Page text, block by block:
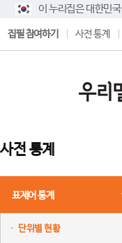
이 누리집은 대한민
집필 참여하기 사전 통계
사전 통계
표제어 통계
단위별 현황